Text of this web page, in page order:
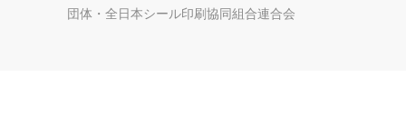
団体・全日本シール印刷協同組合連合会